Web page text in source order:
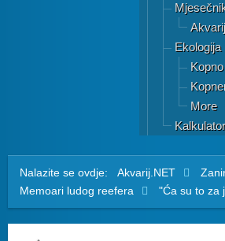
Ekologija
Kopno
More
Nalazite se ovdje: Akvarij.NET
Memoari ludog reefera
"Ća su to za